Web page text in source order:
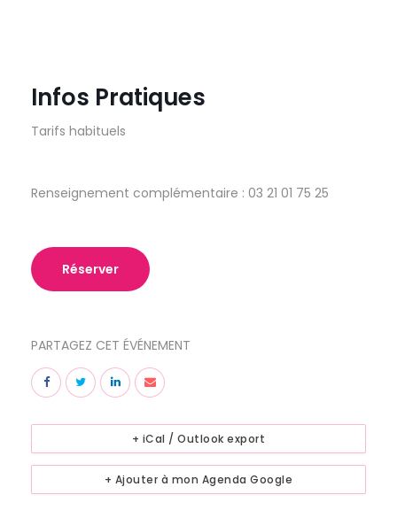
Infos Pratiques
Tarifs habituels
Renseignement complémentaire : 03 21 01 75 25
Réserver
PARTAGEZ CET ÉVÉNEMENT
+ Ajouter à mon Agenda Google
+ iCal / Outlook export